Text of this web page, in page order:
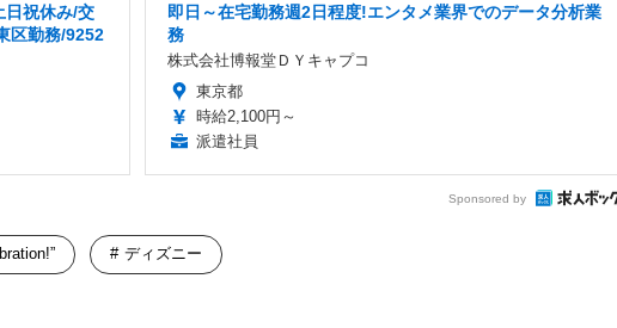
日祝休み/交
区勤務/9252
即日～在宅勤務週2日程度!エンタメ業界でのデータ分析業
務
株式会社博報堂ＤＹキャプコ
東京都
時給2,100円～
派遣社員
Sponsored by
ディズニー